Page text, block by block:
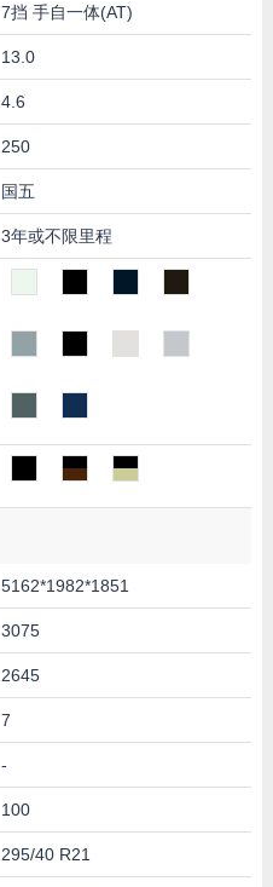
7挡 手自一体(AT)
13.0
4.6
250
国五
3年或不限里程
5162*1982*1851
3075
2645
7
-
100
295/40 R21